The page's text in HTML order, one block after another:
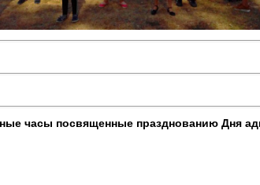
часы посвященные празднованию Дня